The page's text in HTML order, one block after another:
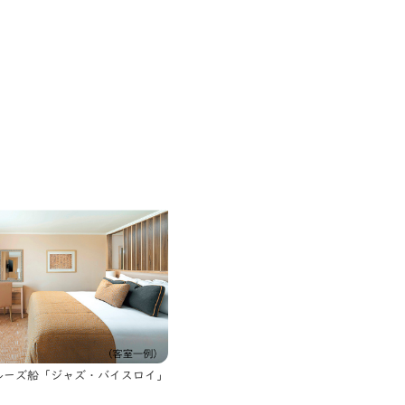
ーズ船「ジャズ・バイスロイ」